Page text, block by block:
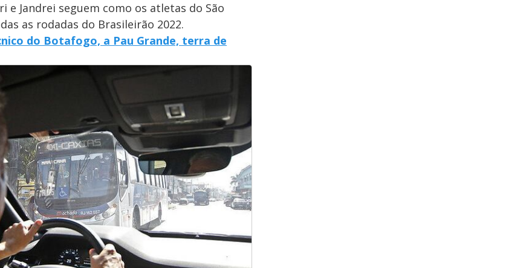
e Jandrei seguem como os atletas do São
as rodadas do Brasileirão 2022.
do Botafogo, a Pau Grande, terra de